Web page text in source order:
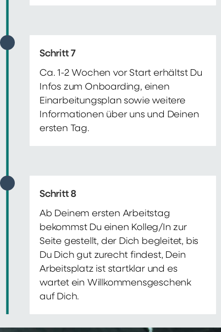
Schritt 7
Ca. 1-2 Wochen vor Start erhältst Du
Infos zum Onboarding, einen
Einarbeitungsplan sowie weitere
Informationen über uns und Deinen
ersten Tag.
Schritt 8
Ab Deinem ersten Arbeitstag
bekommst Du einen Kolleg/In zur
Seite gestellt, der Dich begleitet, bis
Du Dich gut zurecht findest, Dein
Arbeitsplatz ist startklar und es
wartet ein Willkommensgeschenk
auf Dich.